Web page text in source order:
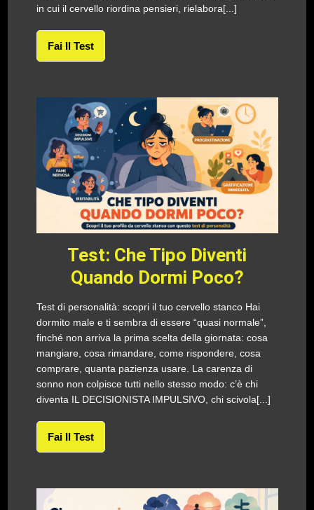
in cui il cervello riordina pensieri, rielabora[...]
Fai Il Test
Test: Che Tipo Diventi
Quando Dormi Poco?
Test di personalità: scopri il tuo cervello stanco Hai
dormito male e ti sembra di essere “quasi normale”,
finché non arriva la prima scelta della giornata: cosa
mangiare, cosa rimandare, come rispondere, cosa
comprare, quanta pazienza usare. La carenza di
sonno non colpisce tutti nello stesso modo: c’è chi
diventa IL DECISIONISTA IMPULSIVO, chi scivola[...]
Fai Il Test